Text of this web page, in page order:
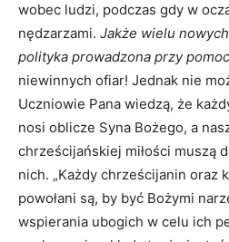
wobec ludzi, podczas gdy w
nędzarzami. Jakże wielu
polityka prowadzona przy
niewinnych ofiar! Jednak nie
Uczniowie Pana wiedzą, że
nosi oblicze Syna Bożego, a
chrześcijańskiej miłości muszą
nich. „Każdy chrześcijanin oraz
powołani są, by być Bożymi
wspierania ubogich w celu ich